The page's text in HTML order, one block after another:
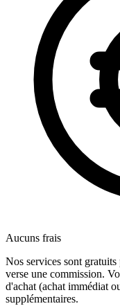
Aucuns frais
Nos services sont
verse une commission.
d'achat (achat immédiat
supplémentaires.